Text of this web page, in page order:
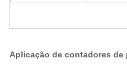
Aplicação de contadores